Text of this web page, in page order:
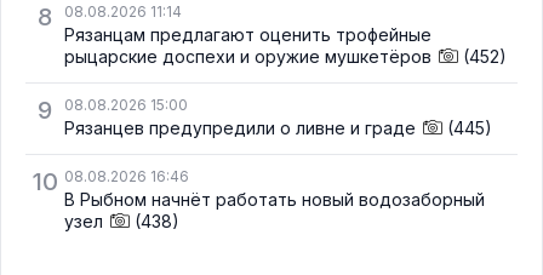
8 08.08.2026 11:14
Рязанцам предлагают оценить трофейные
рыцарские доспехи и оружие мушкетёров
(452)
9 08.08.2026 15:00
Рязанцев предупредили о ливне и граде (445)
10 08.08.2026 16:46
В Рыбном начнёт работать новый водозаборный
узел
(438)